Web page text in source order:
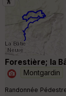
Forestière; la
Montgardin
Randonnée